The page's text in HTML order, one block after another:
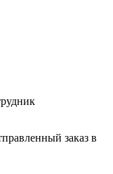
заказ в